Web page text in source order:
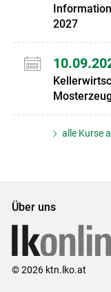
2027
alle Kurse
Über uns
© 2026 ktn.lko.at